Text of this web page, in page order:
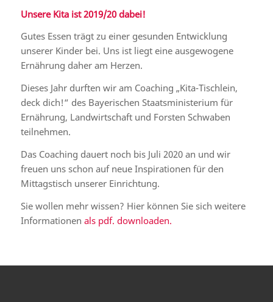
Unsere Kita ist 2019/20 dabei!
Gutes Essen trägt zu einer gesunden Entwicklung
unserer Kinder bei. Uns ist liegt eine ausgewogene
Ernährung daher am Herzen.
Dieses Jahr durften wir am Coaching „Kita-Tischlein,
deck dich!“ des Bayerischen Staatsministerium für
Ernährung, Landwirtschaft und Forsten Schwaben
teilnehmen.
Das Coaching dauert noch bis Juli 2020 an und wir
freuen uns schon auf neue Inspirationen für den
Mittagstisch unserer Einrichtung.
Sie wollen mehr wissen? Hier können Sie sich weitere
Informationen als pdf. downloaden.